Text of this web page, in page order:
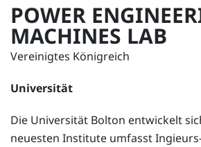
POWER
MACHINES LAB
Vereinigtes Königreich
Universität
Die Universität Bolton entwickelt
neuesten Institute umfasst